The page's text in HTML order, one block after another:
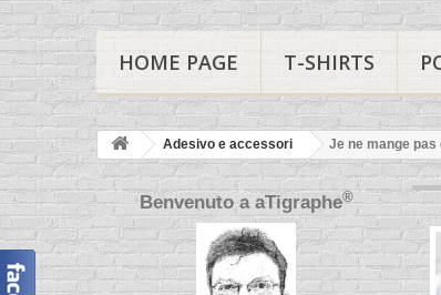
HOME PAGE T-SHIRTS
Adesivo e accessori Je ne mange
Benvenuto aaTigraphe®